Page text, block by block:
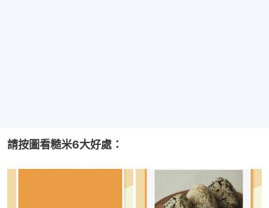
請按圖看糙米6大好處：